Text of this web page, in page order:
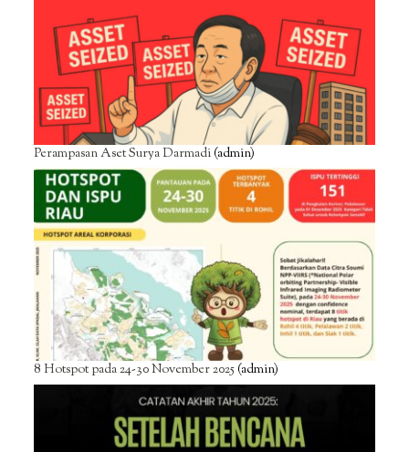
Perampasan Aset Surya Darmadi(admin)
8 Hotspot pada 24-30 November 2025(admin)